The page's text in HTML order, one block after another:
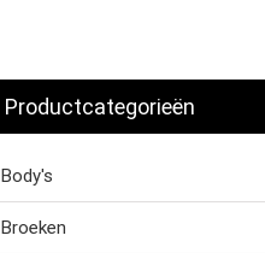
Productcategorieën
Body's
Broeken